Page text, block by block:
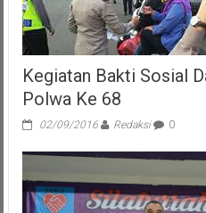
Kegiatan Bakti Sosial
Polwa Ke 68
02/09/2016 Redaksi 0